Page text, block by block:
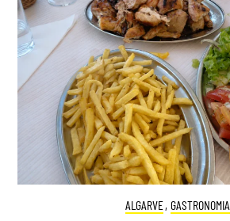
ALGARVE, GASTRONOMIA